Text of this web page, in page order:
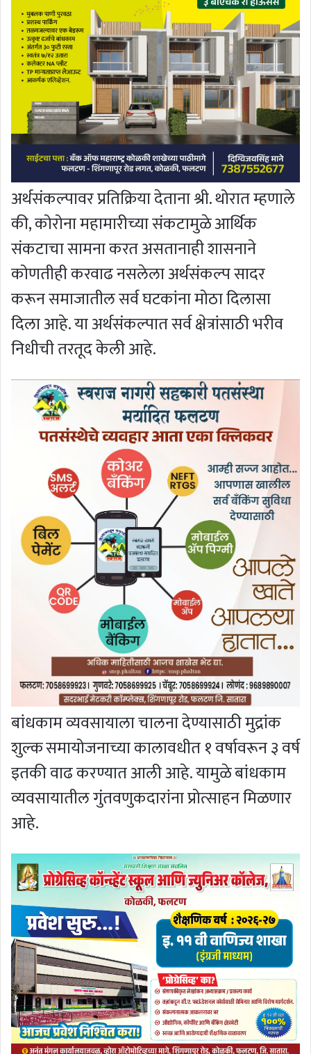
अर्थसंकल्पावर प्रतिक्रिया देताना श्री. थोरात म्हणाले
की, कोरोना महामारीच्या संकटामुळे आर्थिक
संकटाचा सामना करत असतानाही शासनाने
कोणतीही करवाढ नसलेला अर्थसंकल्प सादर
करून समाजातील सर्व घटकांना मोठा दिलासा
दिला आहे. या अर्थसंकल्पात सर्व क्षेत्रांसाठी भरीव
निधीची तरतूद केली आहे.
बांधकाम व्यवसायाला चालना देण्यासाठी मुद्रांक
शुल्क समायोजनाच्या कालावधीत १ वर्षावरून ३ वर्ष
इतकी वाढ करण्यात आली आहे. यामुळे बांधकाम
व्यवसायातील गुंतवणुकदारांना प्रोत्साहन मिळणार
आहे.